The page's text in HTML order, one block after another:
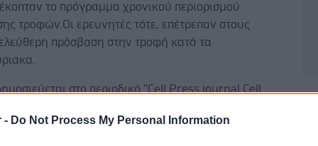
- Do Not Process My Personal Information
το πρόγραμμα χρονικού περιορισμού
τροφών.Οι ερευνητές τότε, επέτρεπαν στους
πρόσβαση στην τροφή κατά τα
στο περιοδικό ''Cell Press journal Cell